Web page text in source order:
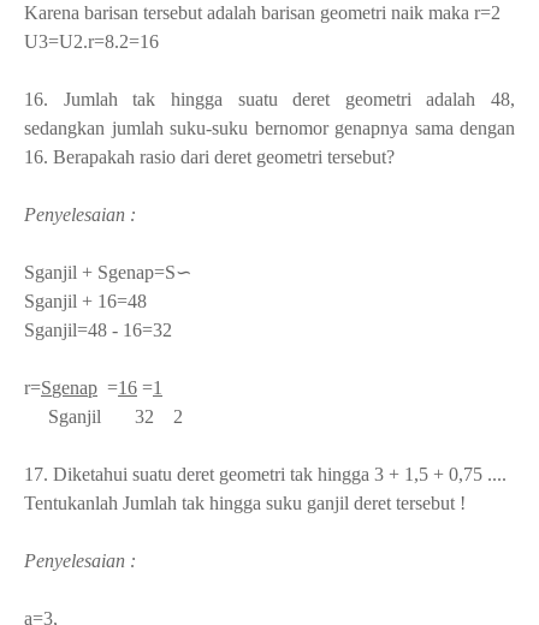
Karena barisan tersebut adalah barisan geometri naik maka r=2
U3=U2.r=8.2=16
16. Jumlah tak hingga suatu deret geometri adalah 48,
sedangkan jumlah suku-suku bernomor genapnya sama dengan
16. Berapakah rasio dari deret geometri tersebut?
Penyelesaian :
Sganjil + Sgenap=S∽
Sganjil + 16=48
Sganjil=48 - 16=32
r=Sgenap =16 =1
Sganjil 32 2
17. Diketahui suatu deret geometri tak hingga 3 + 1,5 + 0,75 ....
Tentukanlah Jumlah tak hingga suku ganjil deret tersebut !
Penyelesaian :
a=3,